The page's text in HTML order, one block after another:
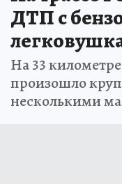
ДТП с
На 33
произошло
несколькими